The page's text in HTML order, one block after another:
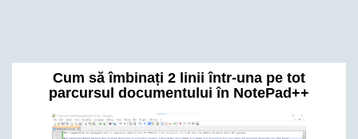
Cum să îmbinați 2 linii într-una pe tot
parcursul documentului în NotePad++